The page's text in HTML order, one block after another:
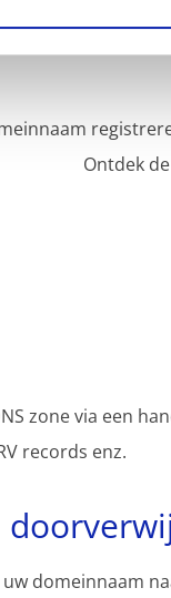
Ontdek
zone via een
records enz.
domeinnaam